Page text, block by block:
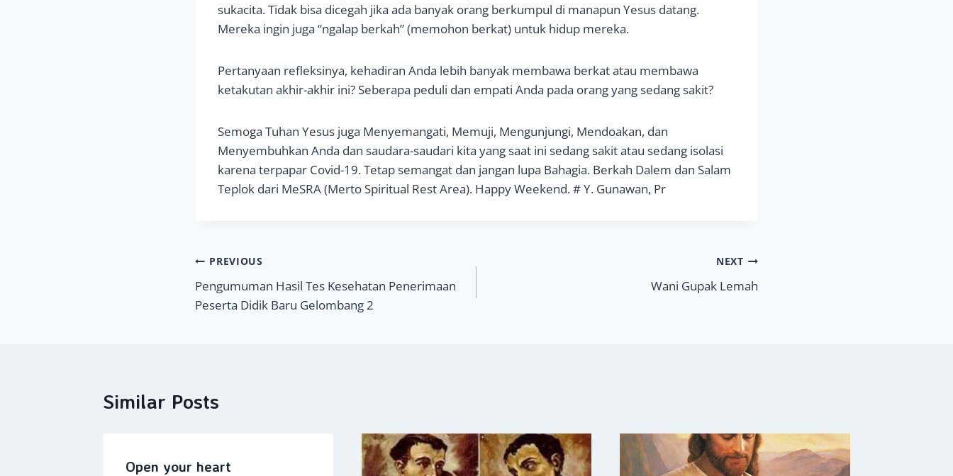
sukacita. Tidak bisa dicegah jika ada banyak orang berkumpul di manapun Yesus datang.
Mereka ingin juga “ngalap berkah” (memohon berkat) untuk hidup mereka.
Pertanyaan refleksinya, kehadiran Anda lebih banyak membawa berkat atau membawa
ketakutan akhir-akhir ini? Seberapa peduli dan empati Anda pada orang yang sedang sakit?
Semoga Tuhan Yesus juga Menyemangati, Memuji, Mengunjungi, Mendoakan, dan
Menyembuhkan Anda dan saudara-saudari kita yang saat ini sedang sakit atau sedang isolasi
karena terpapar Covid-19. Tetap semangat dan jangan lupa Bahagia. Berkah Dalem dan Salam
Teplok dari MeSRA (Merto Spiritual Rest Area). Happy Weekend. # Y. Gunawan, Pr
Navigasi
pos
PREVIOUS
Pengumuman Hasil Tes Kesehatan Penerimaan
Peserta Didik Baru Gelombang 2
NEXT
Wani Gupak Lemah
Similar Posts
Open your heart